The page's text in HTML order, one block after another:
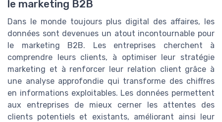
le marketing B2B
Dans le monde toujours plus digital des affaires, les
données sont devenues un atout incontournable pour
le marketing B2B. Les entreprises cherchent à
comprendre leurs clients, à optimiser leur stratégie
marketing et à renforcer leur relation client grâce à
une analyse approfondie qui transforme des chiffres
en informations exploitables. Les données permettent
aux entreprises de mieux cerner les attentes des
clients potentiels et existants, améliorant ainsi leur